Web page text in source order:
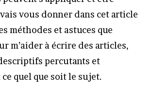
vous donner dans cet article
méthodes et astuces que
m’aider à écrire des articles,
percutants et
quel que soit le sujet.